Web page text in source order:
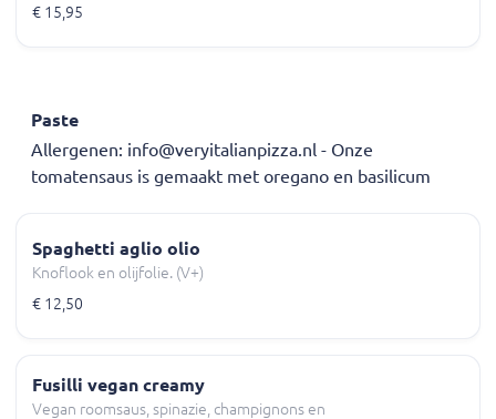
€ 15,95
Paste
Allergenen: info@veryitalianpizza.nl - Onze
tomatensaus is gemaakt met oregano en basilicum
Spaghetti aglio olio
Knoflook en olijfolie. (V+)
€ 12,50
Fusilli vegan creamy
Vegan roomsaus, spinazie, champignons en